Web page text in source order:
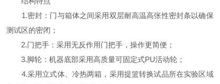
1.密封：门与箱体之间采用双层耐高温高张性密封条以确保
测试区的密闭；
2.门把手：采用无反作用门把手，操作更简便；
3.脚轮：机器底部采用高质量可固定式PU活动轮；
4.采用立式体、冷热两箱，采用提篮转换试品所在实验区域